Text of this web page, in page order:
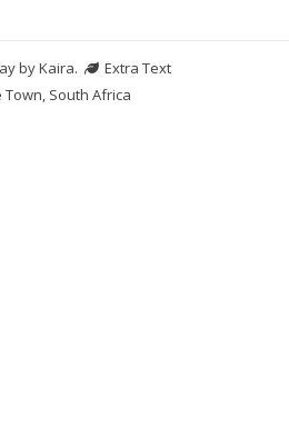
byKaira.
Extra Text
Town, South Africa